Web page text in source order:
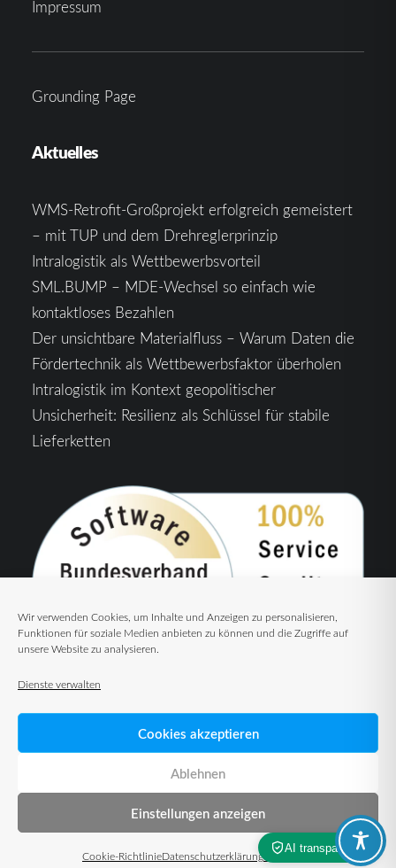
Wir verwenden Cookies, um Inhalte und Anzeigen zu personalisieren,
Funktionen für soziale Medien anbieten zu können und die Zugriffe auf
unsere Website zu analysieren.
Dienste verwalten
Cookies akzeptieren
Ablehnen
Einstellungen anzeigen
Cookie-RichtlinieDatenschutzerklärung Impressum
Impressum
Grounding Page
Aktuelles
WMS-Retrofit-Großprojekt erfolgreich gemeistert
– mit TUP und dem Drehreglerprinzip
Intralogistik als Wettbewerbsvorteil
SML.BUMP – MDE-Wechsel so einfach wie
kontaktloses Bezahlen
Der unsichtbare Materialfluss – Warum Daten die
Fördertechnik als Wettbewerbsfaktor überholen
Intralogistik im Kontext geopolitischer
Unsicherheit: Resilienz als Schlüssel für stabile
Lieferketten
© 2026 TUP GmbH & Co. KG – Warehouse Management Solutions